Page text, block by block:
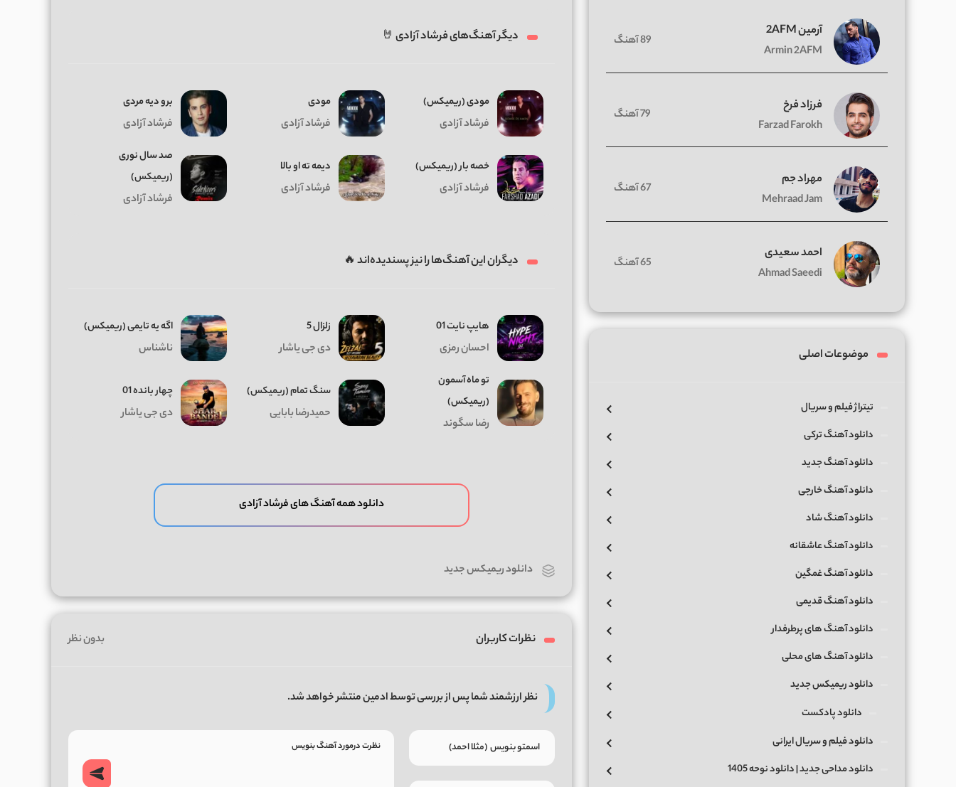
دیگر آهنگ‌های فرشاد آزادی 🤘
مودی (ریمیکس)
فرشاد آزادی
مودی
فرشاد آزادی
برو دیه مردی
فرشاد آزادی
خصه بار (ریمیکس)
فرشاد آزادی
دیمه ته او بالا
فرشاد آزادی
ﺻﺪ ﺳﺎل ﻧﻮری
(ریمیکس)
فرشاد آزادی
دیگران این آهنگ‌ها را نیز پسندیده‌اند 🔥
هایپ نایت 01
احسان رمزی
زلزال 5
دی جی یاشار
اگه یه تایمی (ریمیکس)
ناشناس
تو ماه آسمون
(ریمیکس)
رضا سگوند
سنگ تمام (ریمیکس)
حمیدرضا بابایی
چهار بانده 01
دی جی یاشار
دانلود همه آهنگ های فرشاد آزادی
دانلود ریمیکس جدید
نظرات کاربران بدون نظر
نظر ارزشمند شما پس از بررسی توسط ادمین منتشر خواهد شد.
آرمین 2AFM
Armin 2AFM
89 آهنگ
فرزاد فرخ
Farzad Farokh
79 آهنگ
مهراد جم
Mehraad Jam
67 آهنگ
احمد سعیدی
Ahmad Saeedi
65 آهنگ
موضوعات اصلی
تیتراژ فیلم و سریال
دانلود آهنگ ترکی
دانلود آهنگ جدید
دانلود آهنگ خارجی
دانلود آهنگ شاد
دانلود آهنگ عاشقانه
دانلود آهنگ غمگین
دانلود آهنگ قدیمی
دانلود آهنگ های پرطرفدار
دانلود آهنگ های محلی
دانلود ریمیکس جدید
دانلود پادکست
دانلود فیلم و سریال ایرانی
دانلود مداحی جدید | دانلود نوحه 1405